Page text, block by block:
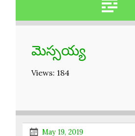
మెస్సయ్య
Views: 184
May 19, 2019